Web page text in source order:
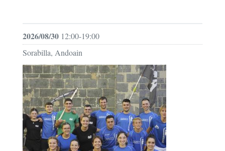
2026/08/30 12:00-19:00
Sorabilla, Andoain